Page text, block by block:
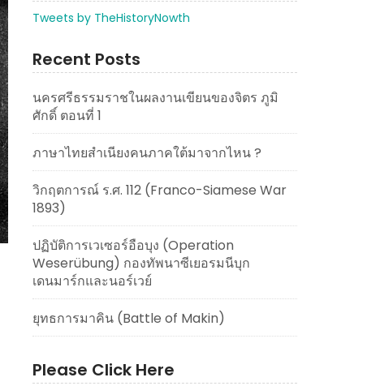
Tweets by TheHistoryNowth
Recent Posts
นครศรีธรรมราชในผลงานเขียนของจิตร ภูมิ
ศักดิ์ ตอนที่ 1
ภาษาไทยสำเนียงคนภาคใต้มาจากไหน ?
วิกฤตการณ์ ร.ศ. 112 (Franco-Siamese War
1893)
ปฏิบัติการเวเซอร์อือบุง (Operation
Weserübung) กองทัพนาซีเยอรมนีบุก
เดนมาร์กและนอร์เวย์
ยุทธการมาคิน (Battle of Makin)
Please Click Here